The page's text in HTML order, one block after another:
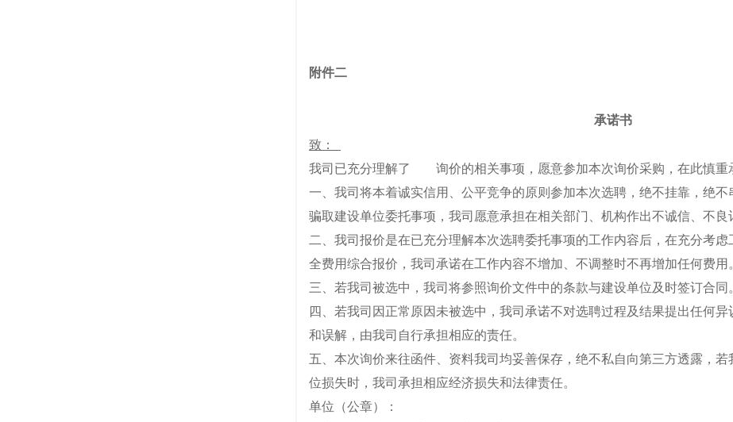
附件二
承诺书
致：
我司已充分理解了 询价的相关事项，愿意参加本次询价采购，在此慎重
一、我司将本着诚实信用、公平竞争的原则参加本次选聘，绝不挂靠，绝
骗取建设单位委托事项，我司愿意承担在相关部门、机构作出不诚信、不良
二、我司报价是在已充分理解本次选聘委托事项的工作内容后，在充分考
全费用综合报价，我司承诺在工作内容不增加、不调整时不再增加任何费用
三、若我司被选中，我司将参照询价文件中的条款与建设单位及时签订合同
四、若我司因正常原因未被选中，我司承诺不对选聘过程及结果提出任何
和误解，由我司自行承担相应的责任。
五、本次询价来往函件、资料我司均妥善保存，绝不私自向第三方透露，
位损失时，我司承担相应经济损失和法律责任。
单位（公章）：